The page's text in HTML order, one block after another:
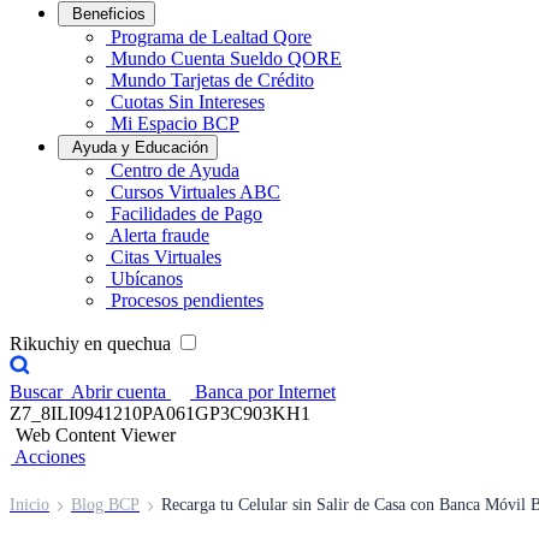
Beneficios
Programa de Lealtad Qore
Mundo Cuenta Sueldo QORE
Mundo Tarjetas de Crédito
Cuotas Sin Intereses
Mi Espacio BCP
Ayuda y Educación
Centro de Ayuda
Cursos Virtuales ABC
Facilidades de Pago
Alerta fraude
Citas Virtuales
Ubícanos
Procesos pendientes
Rikuchiy en quechua
Buscar Abrir cuenta
Banca por Internet
Z7_8ILI0941210PA061GP3C903KH1
Web Content Viewer
Acciones
Inicio Blog BCP Recarga tu Celular sin Salir de Casa con Banca Móvil